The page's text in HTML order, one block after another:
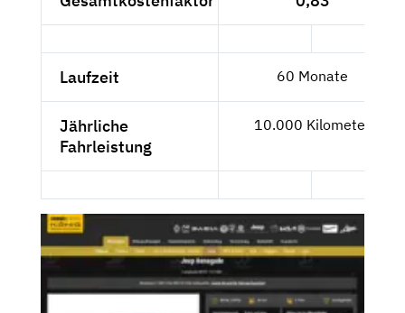
Laufzeit 60 Monate
Jährliche
Fahrleistung
10.000 Kilometer